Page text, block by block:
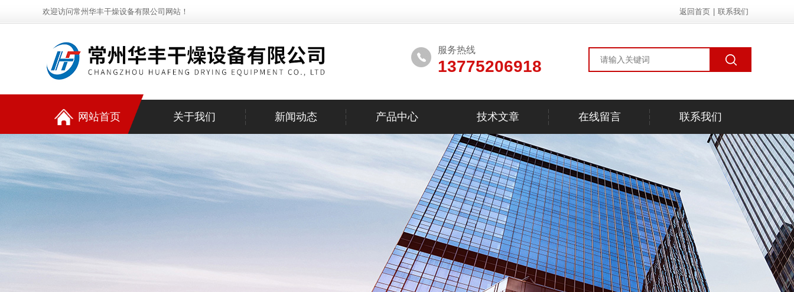
欢迎访问常州华丰干燥设备有限公司网站！ 返回首页 联系我们
服务热线
13775206918
网站首页 关于我们 新闻动态 产品中心 技术文章 在线留言 联系我们